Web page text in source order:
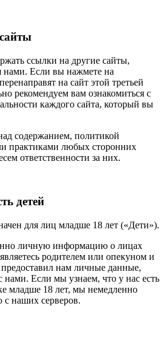
ссылки на другие сайты,
нами. Если вы нажмете на
на сайт этой третьей
рекомендуем вам ознакомиться с
каждого сайта, который вы
содержанием, политикой
практиками любых сторонних
ответственности за них.
детей
для лиц младше 18 лет («Дети»).
личную информацию о лицах
родителем или опекуном и
предоставил нам личные данные,
нами. Если мы узнаем, что у нас есть
младше 18 лет, мы немедленно
наших серверов.